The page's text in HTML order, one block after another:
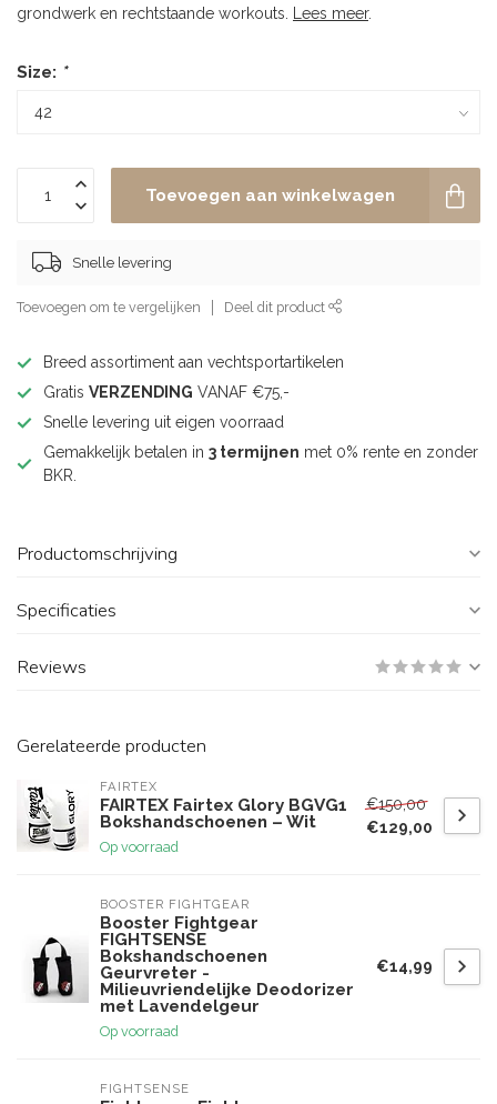
grondwerk en rechtstaande workouts.
Lees meer.
Size: *
Toevoegen aan winkelwagen
Snelle levering
Toevoegen om te vergelijken Deel dit product
Breed assortiment aan vechtsportartikelen
Gratis VERZENDING VANAF €75,-
Snelle levering uit eigen voorraad
Gemakkelijk betalen in 3 termijnen met 0% rente en zonder
BKR.
Productomschrijving
Specificaties
Reviews
Gerelateerde producten
FAIRTEX
FAIRTEX Fairtex Glory BGVG1
Bokshandschoenen – Wit
Op voorraad
€150,00
€129,00
BOOSTER FIGHTGEAR
Booster Fightgear
FIGHTSENSE
Bokshandschoenen
Geurvreter -
Milieuvriendelijke Deodorizer
met Lavendelgeur
Op voorraad
€14,99
FIGHTSENSE